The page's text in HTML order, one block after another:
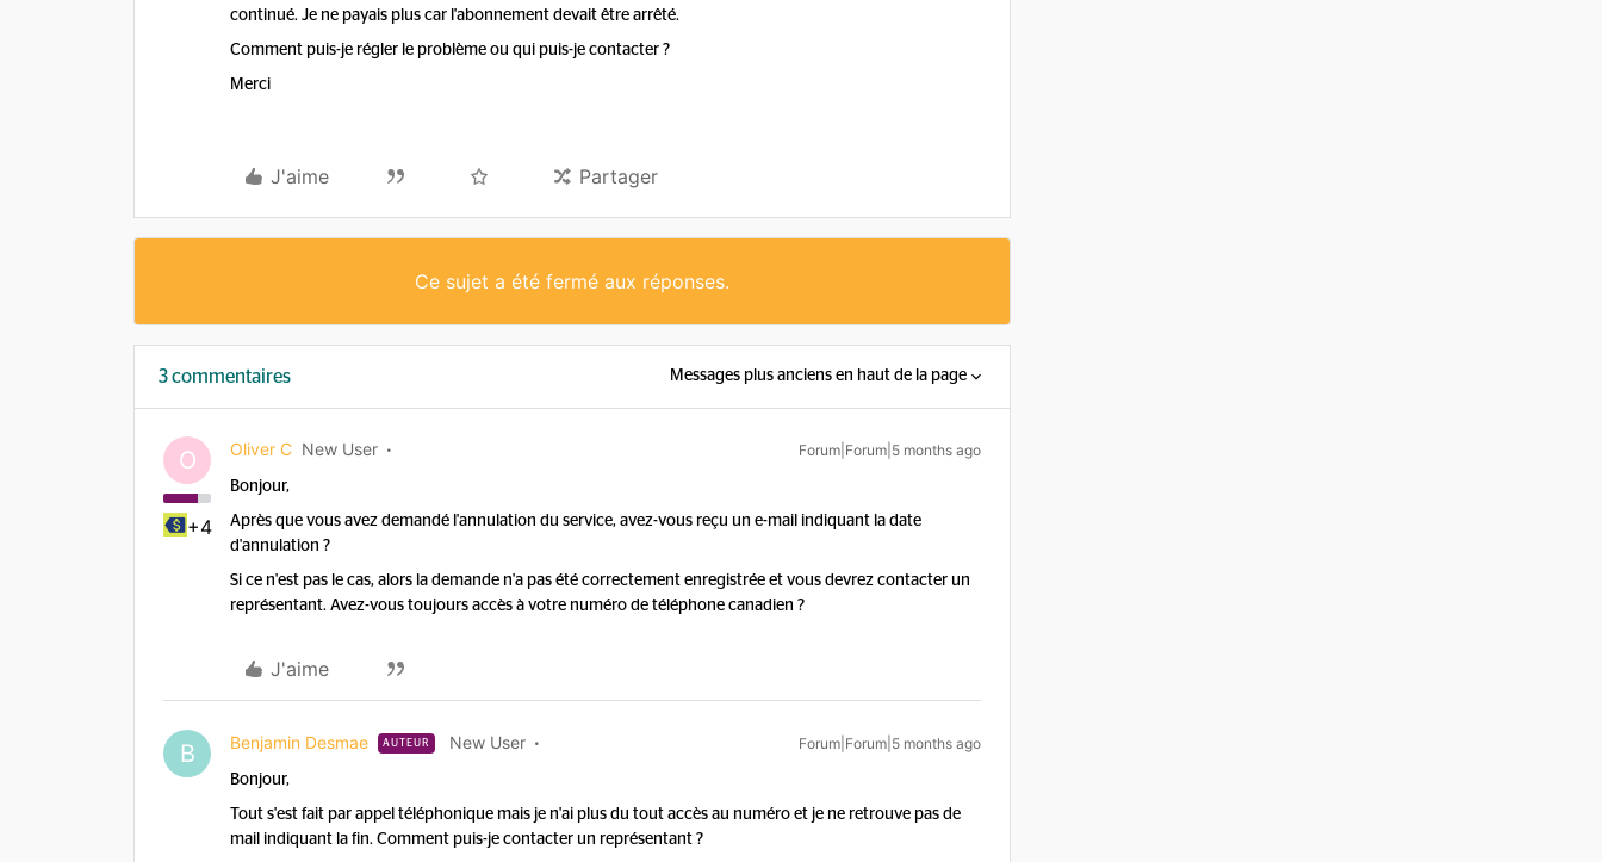
continué. Je ne payais plus car l'abonnement devait être arrêté.
Comment puis-je régler le problème ou qui puis-je contacter ?
Merci
J'aime Partager
Ce sujet a été fermé aux réponses.
3 commentaires Messages plus anciens en haut de la page
O
+4
Oliver C New User Forum|Forum|5 months ago
Bonjour,
Après que vous avez demandé l'annulation du service, avez-vous reçu un e-mail indiquant la date
d'annulation ?
Si ce n'est pas le cas, alors la demande n'a pas été correctement enregistrée et vous devrez contacter un
représentant. Avez-vous toujours accès à votre numéro de téléphone canadien ?
J'aime
B Benjamin Desmae AUTEUR New User Forum|Forum|5 months ago
Bonjour,
Tout s'est fait par appel téléphonique mais je n'ai plus du tout accès au numéro et je ne retrouve pas de
mail indiquant la fin. Comment puis-je contacter un représentant ?